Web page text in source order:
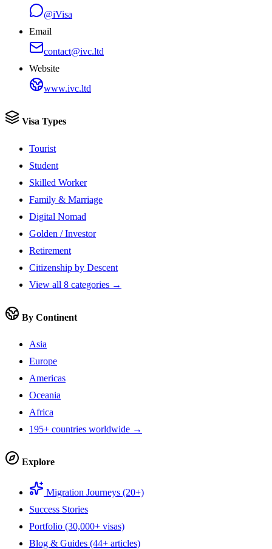
@iVisa
Email
contact@ivc.ltd
Website
www.ivc.ltd
Visa Types
Tourist
Student
Skilled Worker
Family & Marriage
Digital Nomad
Golden / Investor
Retirement
Citizenship by Descent
View all 8 categories →
By Continent
Asia
Europe
Americas
Oceania
Africa
195+ countries worldwide →
Explore
Migration Journeys (20+)
Success Stories
Portfolio (30,000+ visas)
Blog & Guides (44+ articles)